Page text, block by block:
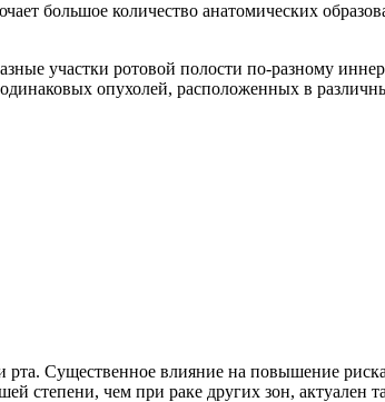
большое количество анатомических
участки ротовой полости по-разному
опухолей, расположенных в
рта. Существенное влияние на повышение
степени, чем при раке других зон, актуален